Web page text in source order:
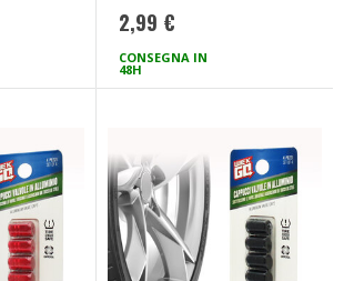
2,99 €
CONSEGNA IN
48H